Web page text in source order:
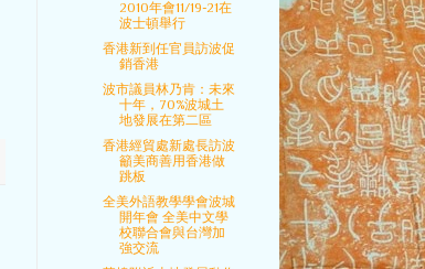
2010年會11/19-21在
波士頓舉行
香港新到任官員訪波促
銷香港
波市議員林乃肯：未來
十年，70%波城土
地發展在第二區
香港經貿處新處長訪波
籲美商善用香港做
跳板
全美外語教學學會波城
開年會 全美中文學
校聯合會與台灣加
強交流